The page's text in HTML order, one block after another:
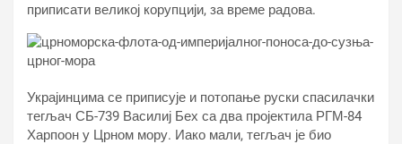
приписати великој корупцији, за време радова.
Украјинцима се приписује и потопање руски спасилачки
тегљач СБ-739 Василиј Бех са два пројектила РГМ-84
Харпоон у Црном мору. Иако мали, тегљач је био